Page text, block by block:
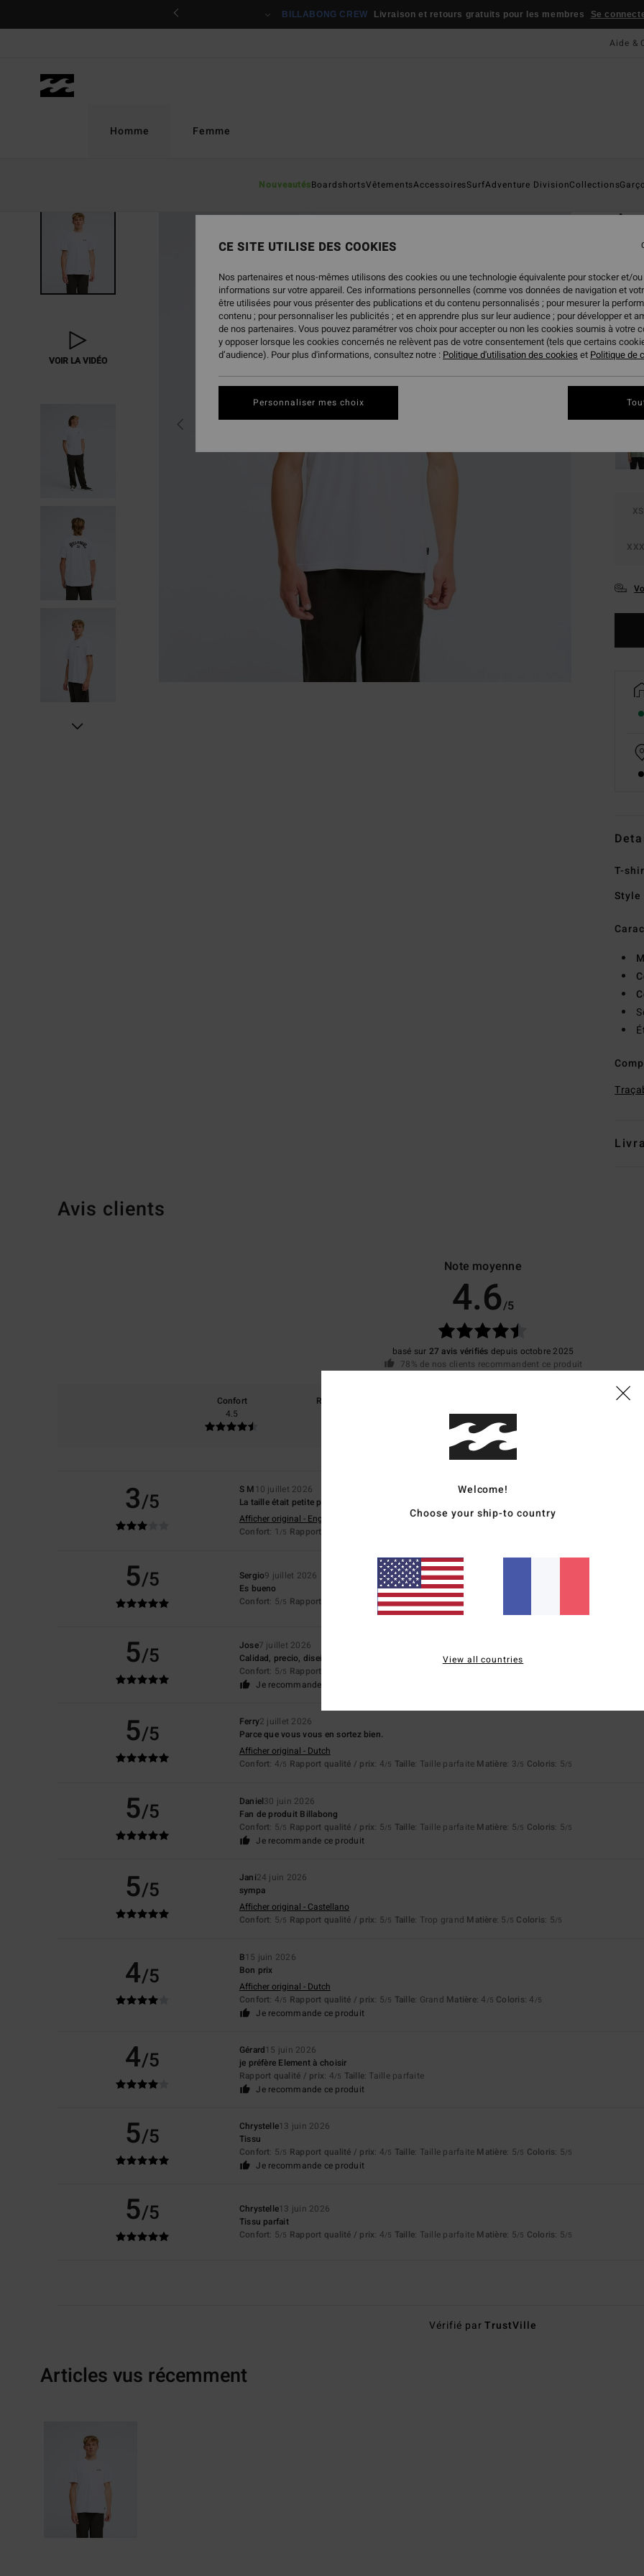
BILLABONG CREW Livraison et retours gratuits pour les membres Se
Aide &
Homme
NouveautésBoardshortsVêtementsAccessoiresSurfAdventure DivisionCollections
Femme
VOIR LA VIDÉO
T-
XS
T-
Style
Avis clients
Note moyenne
4.6/5
basé sur 27 avis vérifiés depuis octobre 2025
78% de nos clients recommandent ce produit
Confort
4.5
Rapport qualité / prix
Trop petit Trop grand
Matière
3/5 S M 10 juillet 2026
La taille était petite par rapport aux autres t-shirts envoyés en même temps
Afficher original - English
Confort: 1 /5 Rapport qualité / prix
5/5 Sergio9 juillet 2026
Es bueno
Confort: 5/5 Rapport qualité / prix : 5/5 Taille: Taille parfaite
5/5 Jose7 juillet 2026
Calidad, precio, diseño
Confort: 5/5 Rapport qualité / prix
Je recommande ce produit
5/5 Ferry2 juillet 2026
Parce que vous vous en sortez bien.
Afficher original - Dutch
Confort: 4/5 Rapport qualité / prix: 4/5 Taille: Taille parfaite Matière: 3/5 Coloris: 5/5
5/5 Daniel30 juin 2026
Fan de produit Billabong
Confort: 5/5 Rapport qualité / prix: 5/5 Taille: Taille parfaite Matière: 5/5 Coloris: 5/5
Je recommande ce produit
5/5 Jani24 juin 2026
sympa
Afficher original - Castellano
Confort: 5/5 Rapport qualité / prix: 5/5 Taille: Trop grand Matière: 5 /5 Coloris: 5/5
4/5
B15 juin 2026
Bon prix
Afficher original - Dutch
Confort: 4/5 Rapport qualité / prix: 5/5 Taille: Grand Matière: 4 /5 Coloris: 4 /5
Je recommande ce produit
4/5 Gérard15 juin 2026
je préfère Element à choisir
Rapport qualité / prix: 4/5 Taille: Taille parfaite
Je recommande ce produit
5/5 Chrystelle13 juin 2026
Tissu
Confort: 5/5 Rapport qualité / prix: 4/5 Taille: Taille parfaite Matière: 5/5 Coloris: 5/5
Je recommande ce produit
5/5 Chrystelle13 juin 2026
Tissu parfait
Confort: 5/5 Rapport qualité / prix: 4/5 Taille: Taille parfaite Matière: 5/5 Coloris: 5/5
Vérifié parTrustVille
Articles vus récemment
Welcome!
Choose your ship-to country
View all countries
CE SITE UTILISE DES COOKIES
Nos partenaires et nous-mêmes utilisons des cookies ou une technologie équivalente pour stocker et/
informations sur votre appareil. Ces informations personnelles (comme vos données de navigation et
être utilisées pour vous présenter des publications et du contenu personnalisés ; pour mesurer la
contenu ; pour personnaliser les publicités ; et en apprendre plus sur leur audience ; pour développer et
de nos partenaires. Vous pouvez paramétrer vos choix pour accepter ou non les cookies soumis à votre
y opposer lorsque les cookies concernés ne relèvent pas de votre consentement (tels que certains
d’audience). Pour plus d'informations, consultez notre : Politique d'utilisation des cookies et Politique de
Personnaliser mes choix